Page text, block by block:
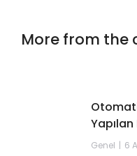
More from the
Genel 6